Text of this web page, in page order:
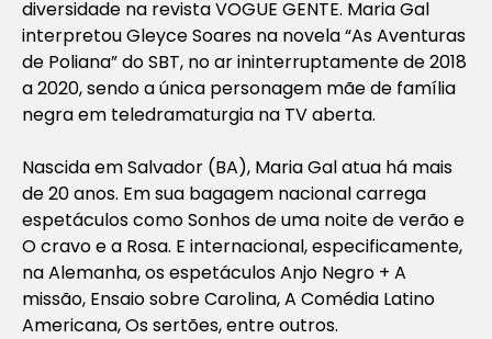
diversidade na revista VOGUE GENTE. Maria Gal
interpretou Gleyce Soares na novela “As Aventuras
de Poliana” do SBT, no ar ininterruptamente de 2018
a 2020, sendo a única personagem mãe de família
negra em teledramaturgia na TV aberta.
Nascida em Salvador (BA), Maria Gal atua há mais
de 20 anos. Em sua bagagem nacional carrega
espetáculos como Sonhos de uma noite de verão e
O cravo e a Rosa. E internacional, especificamente,
na Alemanha, os espetáculos Anjo Negro + A
missão, Ensaio sobre Carolina, A Comédia Latino
Americana, Os sertões, entre outros.